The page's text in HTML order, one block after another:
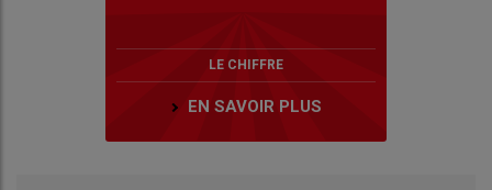
LE CHIFFRE
EN SAVOIR PLUS